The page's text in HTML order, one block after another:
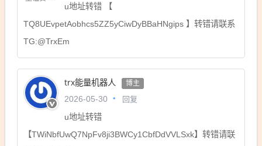
u地址转错 【
TQ8UEvpetAobhcs5ZZ5yCiwDyBBaHNgips 】转错请联系
TG:@TrxEm
trx能量机器人 博主
2026-05-30 回复
u地址转错
【TWiNbfUwQ7NpFv8ji3BWCy1CbfDdVVLSxk】转错请联